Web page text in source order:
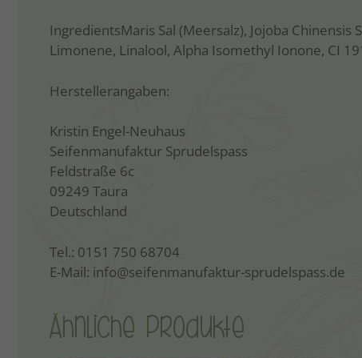
IngredientsMaris Sal (Meersalz), Jojoba
Limonene, Linalool, Alpha Isomethyl Ionone, CI
Herstellerangaben:
Kristin Engel-Neuhaus
Seifenmanufaktur Sprudelspass
Feldstraße 6c
09249 Taura
Deutschland
Tel.: 0151 750 68704
E-Mail: info@seifenmanufaktur-sprudelspass.de
Ähnliche Produkte